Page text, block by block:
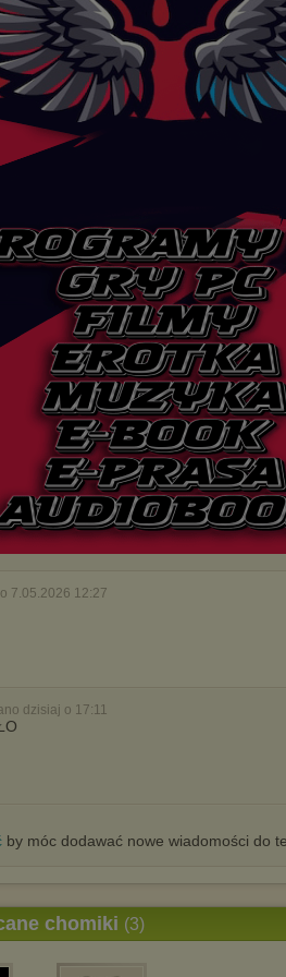
pliki cookies,
przeglądarki
pod adresem
7.05.2026 12:27
dzisiaj o 17:11
by móc dodawać nowe wiadomości do
chomiki (3)